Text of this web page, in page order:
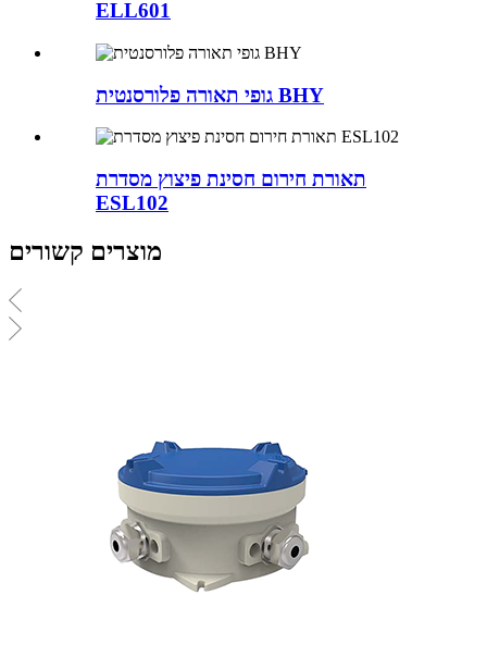
ELL601
גופי תאורה פלורסנטית BHY
תאורת חירום חסינת פיצוץ מסדרת
ESL102
מוצרים קשורים